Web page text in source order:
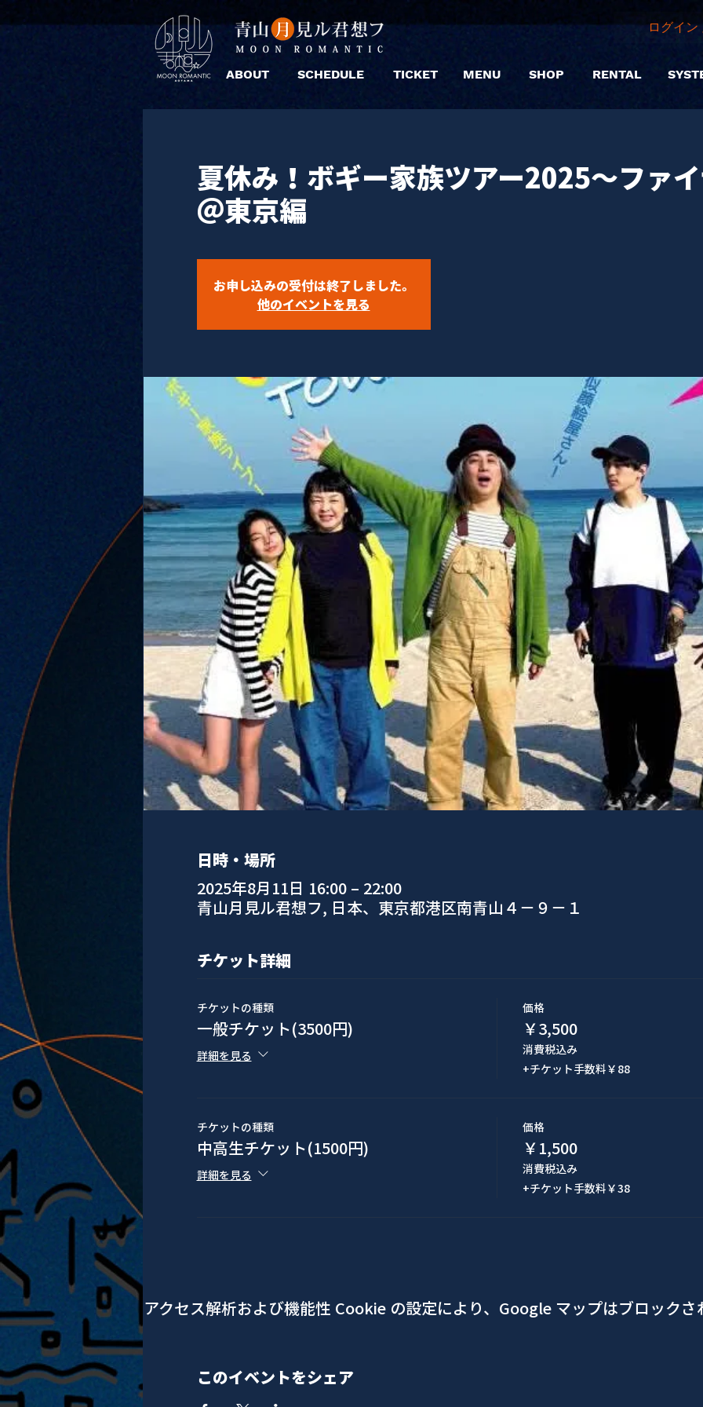
ABOUT SCHEDULE TICKET MENU SHOP
ログイ
RENTAL
夏休み！ボギー家族ツアー2025〜ファ
＠東京編
お申し込みの受付は終了しました。
他のイベントを見る
日時・場所
2025年8月11日 16:00 – 22:00
青山月見ル君想フ, 日本、東京都港区南青山４−９−１
チケット詳細
チケットの種類
一般チケット(3500円)
詳細を見る
価格
￥3,500
消費税込み
+チケット手数料￥88
チケットの種類
中高生チケット(1500円)
詳細を見る
価格
￥1,500
消費税込み
+チケット手数料￥38
アクセス解析および機能性 Cookie の設定により、Google マップはブロックさ
このイベントをシェア